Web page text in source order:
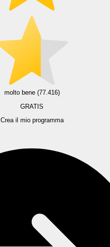
molto bene (77.416)
GRATIS
Crea il mio programma